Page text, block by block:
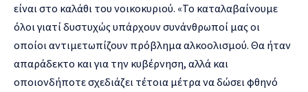
είναι στο καλάθι του νοικοκυριού. «Το καταλαβαίνουμε
όλοι γιατί δυστυχώς υπάρχουν συνάνθρωποί μας οι
οποίοι αντιμετωπίζουν πρόβλημα αλκοολισμού. Θα ήταν
απαράδεκτο και για την κυβέρνηση, αλλά και
οποιονδήποτε σχεδιάζει τέτοια μέτρα να δώσει φθηνό